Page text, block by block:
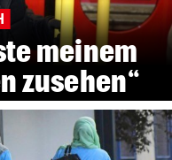
meinem
zusehen“